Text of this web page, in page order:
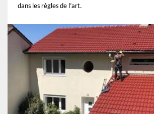
dans les règles de l’art.